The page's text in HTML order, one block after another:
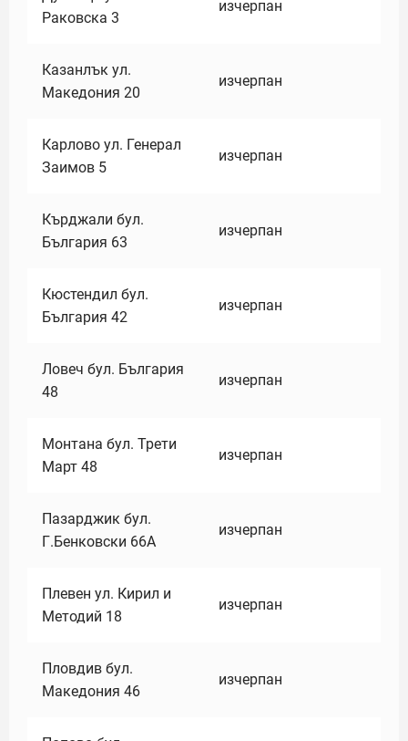
Раковска 3
изчерпан
Казанлък ул.
Македония 20
изчерпан
Карлово ул. Генерал
Заимов 5
изчерпан
Кърджали бул.
България 63
изчерпан
Кюстендил бул.
България 42
изчерпан
Ловеч бул. България
48
изчерпан
Монтана бул. Трети
Март 48
изчерпан
Пазарджик бул.
Г.Бенковски 66А
изчерпан
Плевен ул. Кирил и
Методий 18
изчерпан
Пловдив бул.
Македония 46
изчерпан